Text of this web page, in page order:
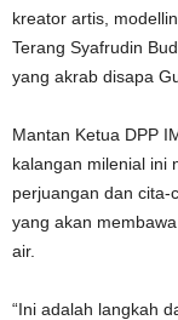
kreator artis,
Terang Syafrudin
yang akrab disapa
Mantan Ketua DPP
kalangan milenial ini
perjuangan dan cita-
yang akan
air.
“Ini adalah langkah